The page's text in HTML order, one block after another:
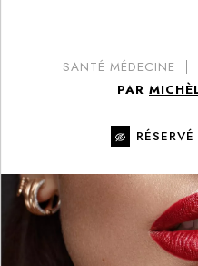
SANTÉ MÉDECINE
PAR